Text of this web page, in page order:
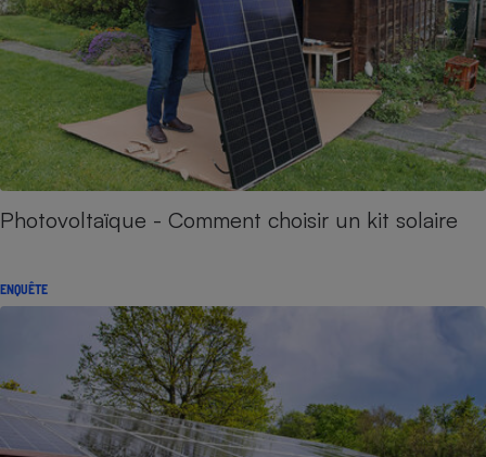
Photovoltaïque - Comment choisir un kit solaire
ENQUÊTE